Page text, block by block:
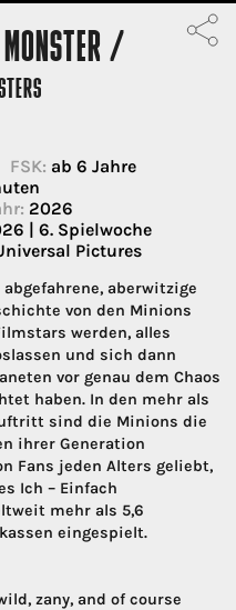
/
FSK: ab 6 Jahre
2026
| 6. Spielwoche
Pictures
abgefahrene, aberwitzige
von den Minions
werden, alles
und sich dann
vor genau dem Chaos
haben. In den mehr als
sind die Minions die
ihrer Generation
Fans jeden Alters geliebt,
Ich – Einfach
mehr als 5,6
eingespielt.
zany, and of course